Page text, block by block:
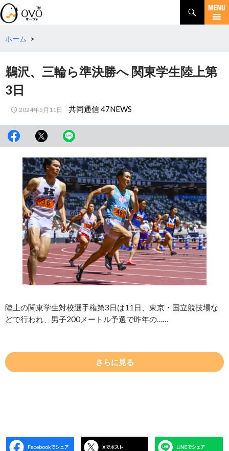
検
索
コ
テ
へ
動
ホーム >
鵜沢、三輪ら準決勝へ 関東学生陸上第
3日
2024年5月11日 共同通信 47NEWS
陸上の関東学生対校選手権第3日は11日、東京・国立競技場な
どで行われ、男子200メートル予選で昨年の……
さらに見る